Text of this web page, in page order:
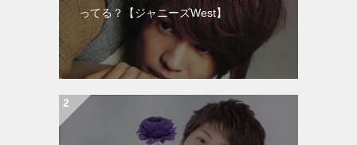
ってる？【ジャニーズWest】